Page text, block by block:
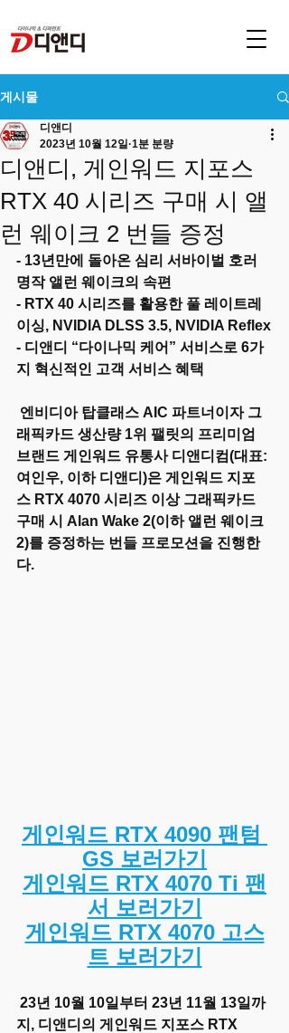
게시물
디앤디, 게인워드 지포스
RTX 40 시리즈 구매 시 앨
런 웨이크 2 번들 증정
디앤디
2023년 10월 12일 1분 분량
- 13년만에 돌아온 심리 서바이벌 호러
명작 앨런 웨이크의 속편
- RTX 40 시리즈를 활용한 풀 레이트레
이싱, NVIDIA DLSS 3.5, NVIDIA Reflex
- 디앤디 “다이나믹 케어” 서비스로 6가
지 혁신적인 고객 서비스 혜택
래픽카드 생산량 1위 팰릿의 프리미엄
브랜드 게인워드 유통사 디앤디컴(대표:
여인우, 이하 디앤디)은 게인워드 지포
스 RTX 4070 시리즈 이상 그래픽카드
구매 시 Alan Wake 2(이하 앨런 웨이크
2)를 증정하는 번들 프로모션을 진행한
다.
게인워드 RTX 4090 팬텀
GS 보러가기
게인워드 RTX 4070 Ti 팬
서 보러가기
게인워드 RTX 4070 고스
트 보러가기
지, 디앤디의 게인워드 지포스 RTX